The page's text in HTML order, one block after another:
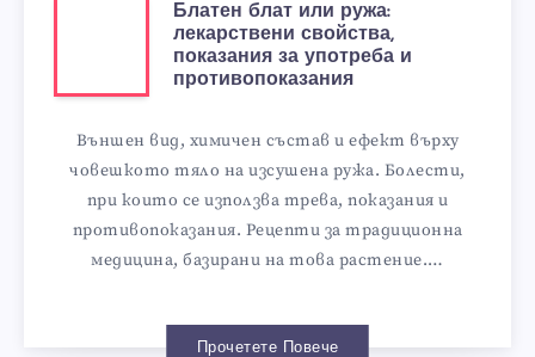
Блатен блат или ружа:
лекарствени свойства,
показания за употреба и
противопоказания
Външен вид, химичен състав и ефект върху
човешкото тяло на изсушена ружа. Болести,
при които се използва трева, показания и
противопоказания. Рецепти за традиционна
медицина, базирани на това растение.…
Прочетете Повече